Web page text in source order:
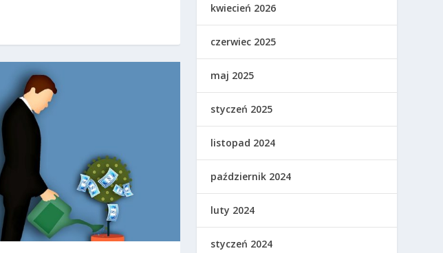
kwiecień 2026
czerwiec 2025
maj 2025
styczeń 2025
listopad 2024
październik 2024
luty 2024
styczeń 2024